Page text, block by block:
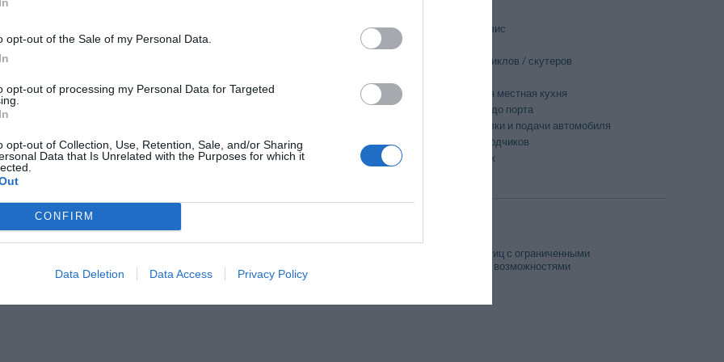
opt-out of the Sale of my Personal Data.
opt-out of processing my Personal Data for Targeted
opt-out of Collection, Use, Retention, Sale, and/or Sharing
Data that Is Unrelated with the Purposes for which it
CONFIRM
Data Deletion Data Access Privacy Policy
Лимузин-сервис
велосипедных прогулок
Обмен валюты
/ Торжественные
Прокат мотоциклов / скутеров
групп
Свежая пресса
Традиционная местная кухня
до аэропорта
Трансфер из/до выставочного комплекса
Трансфер из/до порта
Услуга парковки и подачи автомобиля
передачи факсов
Услуги ксерокопирования
Услуги переводчиков
за детьми
Химчистка
Частный пляж
отеля
Номера для лиц с ограниченными
физическими возможностями
Семейные номера